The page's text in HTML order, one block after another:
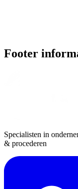
Footer
Specialisten in
& procederen